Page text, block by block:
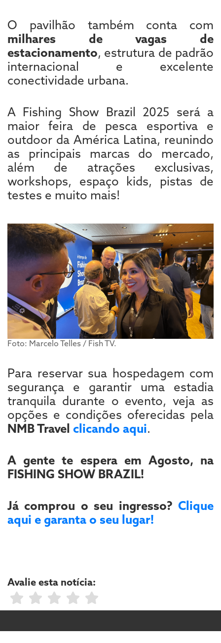
O pavilhão também conta com
milhares de vagas de
estacionamento, estrutura de padrão
internacional e excelente
conectividade urbana.
A Fishing Show Brazil 2025 será a
maior feira de pesca esportiva e
outdoor da América Latina, reunindo
as principais marcas do mercado,
além de atrações exclusivas,
workshops, espaço kids, pistas de
testes e muito mais!
Foto: Marcelo Telles / Fish TV.
Para reservar sua hospedagem com
segurança e garantir uma estadia
tranquila durante o evento, veja as
opções e condições oferecidas pela
NMB Travel clicando aqui.
A gente te espera em Agosto, na
FISHING SHOW BRAZIL!
Já comprou o seu ingresso? Clique
aqui e garanta o seu lugar!
Avalie esta notícia: